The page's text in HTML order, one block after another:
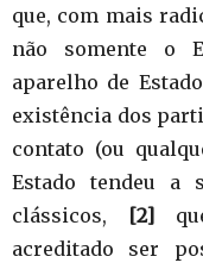
que, com mais
não somente o
aparelho de Estado
existência dos
contato (ou
Estado tendeu a
clássicos,
[2]
acreditado ser